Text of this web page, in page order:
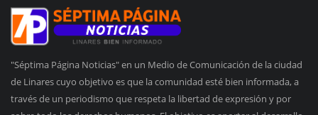
"Séptima Página Noticias" en un Medio de Comunicación de la ciudad
de Linares cuyo objetivo es que la comunidad esté bien informada, a
través de un periodismo que respeta la libertad de expresión y por